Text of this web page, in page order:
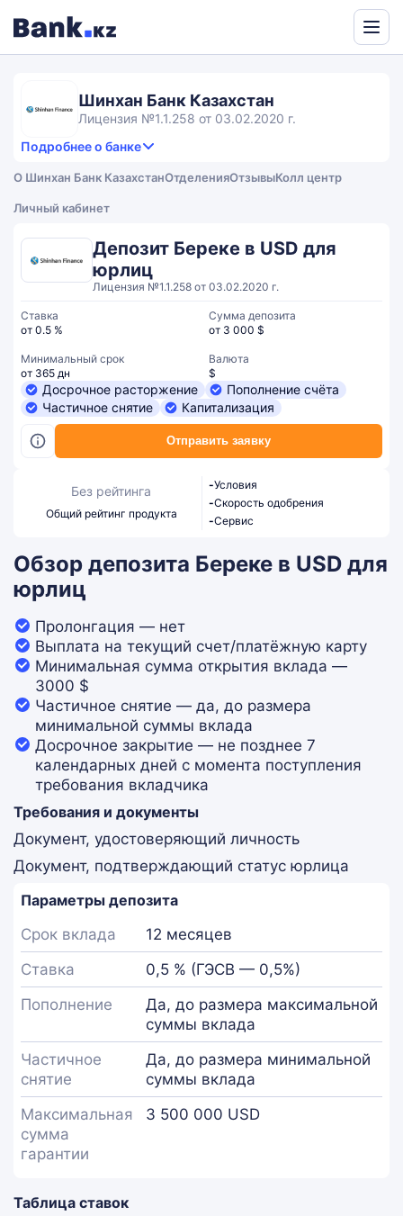
Шинхан Банк Казахстан
Лицензия №1.1.258 от 03.02.2020 г.
Подробнее о банке
4.6
4,6
rating
Продукты и услуги
О Шинхан Банк КазахстанОтделенияОтзывыКолл центр
Личный кабинет
Депозит Береке в USD для
юрлиц
Лицензия №1.1.258 от 03.02.2020 г.
Отправить заявку
Ставка
от 0.5 %
Сумма депозита
от 3 000 $
Минимальный срок
от 365 дн
Валюта
$
Досрочное расторжение
Пополнение счёта
Частичное снятие
Капитализация
Без рейтинга
Общий рейтинг продукта
-Условия
-Скорость одобрения
-Сервис
Обзор депозита Береке в USD для
юрлиц
Пролонгация — нет
Выплата на текущий счет/платёжную карту
Минимальная сумма открытия вклада —
3000 $
Частичное снятие — да, до размера
минимальной суммы вклада
Досрочное закрытие — не позднее 7
календарных дней с момента поступления
требования вкладчика
Требования и документы
Документ, удостоверяющий личность
Документ, подтверждающий статус юрлица
Параметры депозита
Срок вклада
12 месяцев
Ставка
0,5 % (ГЭСВ — 0,5%)
Пополнение
Да, до размера максимальной
суммы вклада
Частичное
снятие
Да, до размера минимальной
суммы вклада
Максимальная
сумма
гарантии
3 500 000 USD
Таблица ставок